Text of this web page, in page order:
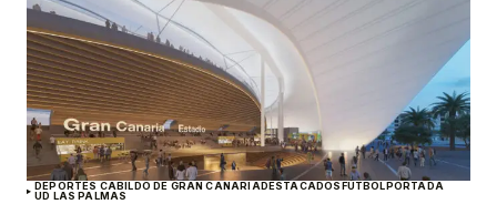
DEPORTES CABILDO DE GRAN CANARIADESTACADOSFÚTBOLPORTADA
UD LAS PALMAS